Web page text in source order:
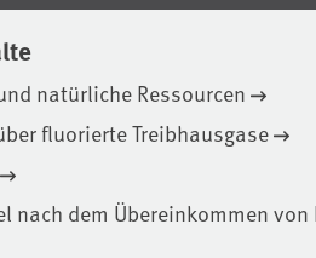
natürliche Ressourcen
fluorierte Treibhausgase
nach dem Übereinkommen von